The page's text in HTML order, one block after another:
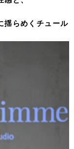
揺らめくチュール